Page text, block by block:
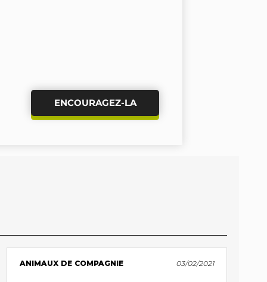
ENCOURAGEZ-LA
ANIMAUX DE COMPAGNIE 03/02/2021